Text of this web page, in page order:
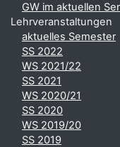
GW im aktuellen
Lehrveranstaltungen
aktuelles Semester
SS 2022
WS 2021/22
SS 2021
WS 2020/21
SS 2020
WS 2019/20
SS 2019